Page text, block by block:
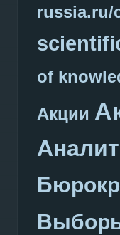
russia.ru/
of
Акции